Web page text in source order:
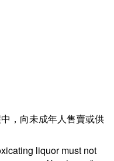
，向未成年人售賣或供
liquor must not